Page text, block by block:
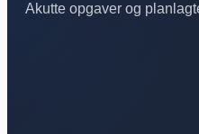
Akutte opgaver og